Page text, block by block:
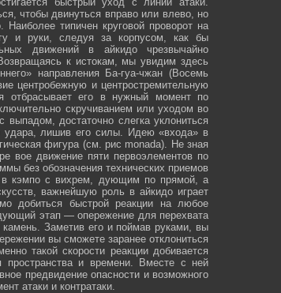
чтобы двинуться вправо или влево, но
типичен круговой проворот на
и руки, следуя за корпусом, как бы
движений в айкидо чрезвычайно
к истокам, мы увидим здесь
направления Ба-гуа-чжан (Восемь
центробежную и центростремительную
отбрасывает его в нужный момент по
скручиванием или уходом во
достаточно слегка уклониться
удара, лишив его силы. Идею «входа» в
фигура (см. рис monada). Не зная
вое движение пяти первоэлементов по
без обозначения технических приемов
в кэмпо с вихрем, дующим по прямой, а
важнейшую роль в айкидо играет
добиться быстрой реакции на любое
этап — опережение для перехвата
Заметив его и поймав руками, вы
вы сможете заранее отклониться
такой скорости реакции добивается
пространства и времени. Вместе с ней
предвидение опасности и возможного
атаки и контратаки.